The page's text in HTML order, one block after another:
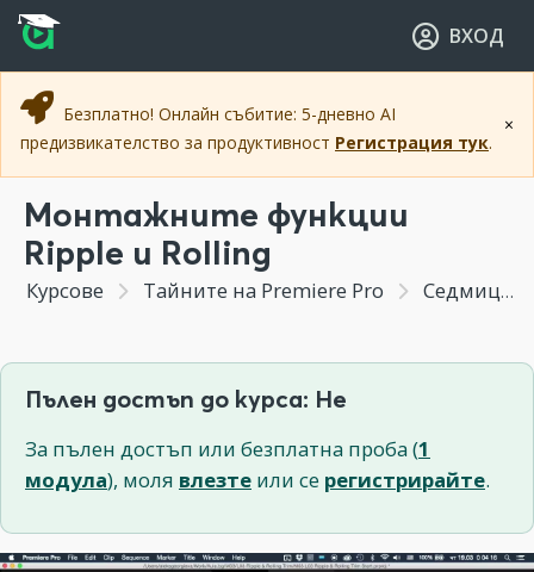
Прескочи към основното съдържание
Прескочи към навигацията
ВХОД
×
Безплатно! Онлайн събитие: 5-дневно AI
предизвикателство за продуктивност Регистрация тук.
Монтажните функции
Ripple и Rolling
Курсове Тайните на Premiere Pro Седмица 3 - Прецизиране на видео монтажа
Пълен достъп до курса: Не
За пълен достъп или безплатна проба (1
модула), моля влезте или се регистрирайте.